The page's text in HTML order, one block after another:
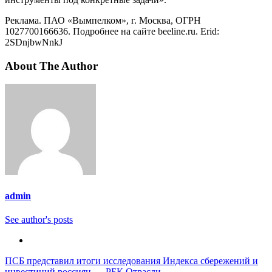
Реклама. ПАО «Вымпелком», г. Москва, ОГРН
1027700166636. Подробнее на сайте beeline.ru. Erid:
2SDnjbwNnkJ
About The Author
admin
See author's posts
Навигация
ПСБ представил итоги исследования Индекса сбережений и